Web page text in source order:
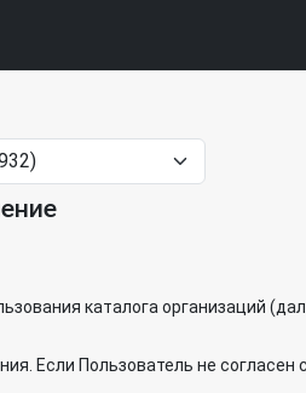
каталога организаций
Если Пользователь не согласен